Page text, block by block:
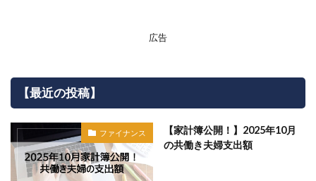
広告
【最近の投稿】
ファイナンス
【家計簿公開！】2025年10月
の共働き夫婦支出額